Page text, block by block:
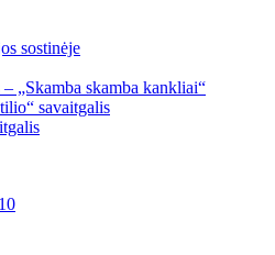
sostinėje
„Skamba skamba kankliai“
savaitgalis
10